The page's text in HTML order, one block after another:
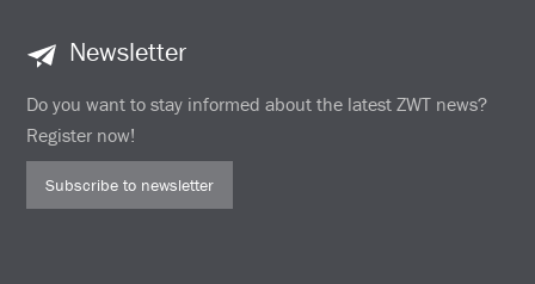
Newsletter
Do you want to stay informed about the latest ZWT news?
Register now!
Subscribe to newsletter